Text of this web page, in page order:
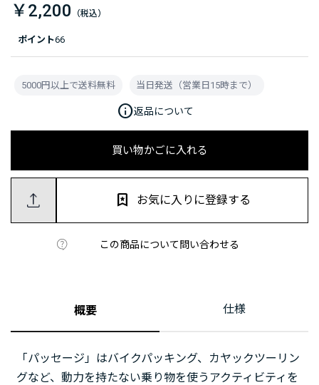
ポイント66
￥2,200
買い物かごに入れる
この商品について問い合わせる
お気に入りに登録する
5000円以上で送料無料 当日発送（営業日15時まで）
info返品について
概要 仕様
「パッセージ」はバイクパッキング、カヤックツーリン
グなど、動力を持たない乗り物を使うアクティビティを